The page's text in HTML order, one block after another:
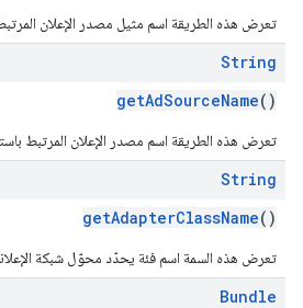
تعرض هذه الطريقة اسم مثيل مصدر الإعلان المرتبط
String
getAdSourceName()
تعرض هذه الطريقة اسم مصدر الإعلان المرتبط
String
getAdapterClassName()
تعرض هذه السمة اسم فئة يحدّد محوّل شبكة
Bundle